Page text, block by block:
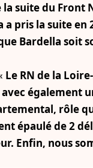
suite du Front
pris la suite en
Bardella soit
Le RN de la
également
rôle
épaulé de 2
Enfin, nous